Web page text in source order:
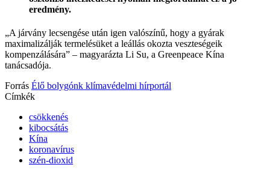
eredmény.
„A járvány lecsengése után igen valószínű, hogy a gyárak
maximalizálják termelésüket a leállás okozta veszteségeik
kompenzálására” – magyarázta Li Su, a Greenpeace Kína
tanácsadója.
Forrás Élő bolygónk klímavédelmi hírportál
Címkék
csökkenés
kibocsátás
Kína
koronavírus
szén-dioxid